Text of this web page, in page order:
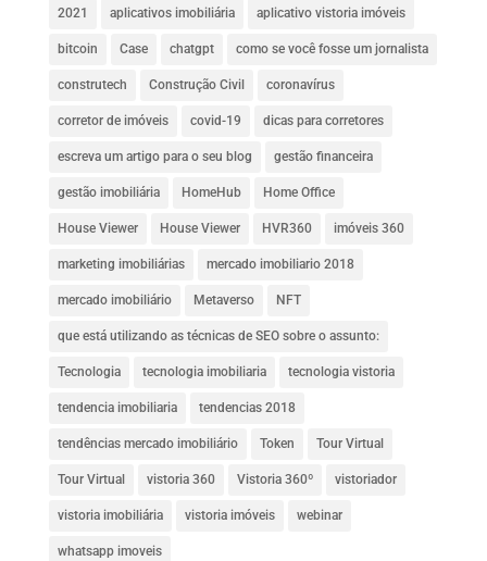
2021 aplicativos imobiliária aplicativo vistoria imóveis
bitcoin Case chatgpt como se você fosse um jornalista
construtech Construção Civil coronavírus
corretor de imóveis covid-19 dicas para corretores
escreva um artigo para o seu blog gestão financeira
gestão imobiliária HomeHub Home Office
House Viewer House Viewer HVR360 imóveis 360
marketing imobiliárias mercado imobiliario 2018
mercado imobiliário Metaverso NFT
que está utilizando as técnicas de SEO sobre o assunto:
Tecnologia tecnologia imobiliaria tecnologia vistoria
tendencia imobiliaria tendencias 2018
tendências mercado imobiliário Token Tour Virtual
Tour Virtual vistoria 360 Vistoria 360º vistoriador
vistoria imobiliária vistoria imóveis webinar
whatsapp imoveis